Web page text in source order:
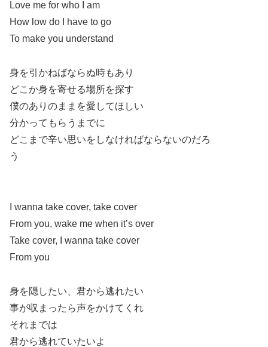
Love me for who I am
How low do I have to go
To make you understand
身を引かねばならぬ時もあり
どこか身を寄せる場所を探す
僕のありのままを愛してほしい
分かってもらうまでに
どこまで辛い思いをしなければならないのだろ
う
I wanna take cover, take cover
From you, wake me when it’s over
Take cover, I wanna take cover
From you
身を隠したい、君から逃れたい
事が収まったら声をかけてくれ
それまでは
君から逃れていたいよ